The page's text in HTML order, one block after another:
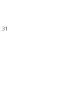
31